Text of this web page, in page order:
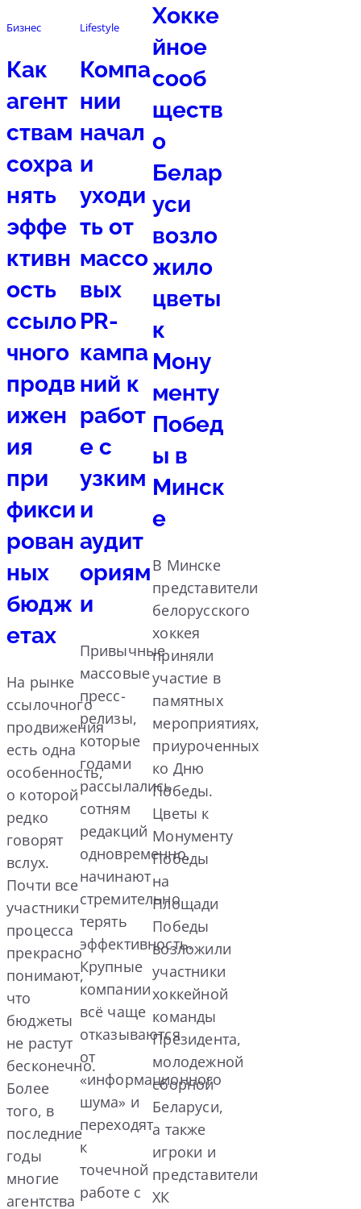
Бизнес
Как
агент
ствам
сохра
нять
эффе
ктивн
ость
ссыло
чного
продв
ижен
ия
при
фикси
рован
ных
бюдж
етах
На рынке
ссылочного
продвижения
есть одна
особенность,
о которой
редко
говорят
вслух.
Почти все
участники
процесса
прекрасно
понимают,
что
бюджеты
не растут
бесконечно.
Более
того, в
последние
годы
многие
агентства
Lifestyle
Компа
нии
начал
и
уходи
ть от
массо
вых
PR-
кампа
ний к
работ
е с
узким
и
аудит
ориям
и
Привычные
массовые
пресс-
релизы,
которые
годами
рассылались
сотням
редакций
одновременно,
начинают
стремительно
терять
эффективность.
Крупные
компании
всё чаще
отказываются
от
«информационного
шума» и
переходят
к
точечной
работе с
Хокке
йное
сооб
ществ
о
Белар
уси
возло
жило
цветы
к
Мону
менту
Побед
ы в
Минск
е
В Минске
представители
белорусского
хоккея
приняли
участие в
памятных
мероприятиях,
приуроченных
ко Дню
Победы.
Цветы к
Монументу
Победы
на
Площади
Победы
возложили
участники
хоккейной
команды
Президента,
молодежной
сборной
Беларуси,
а также
игроки и
представители
ХК